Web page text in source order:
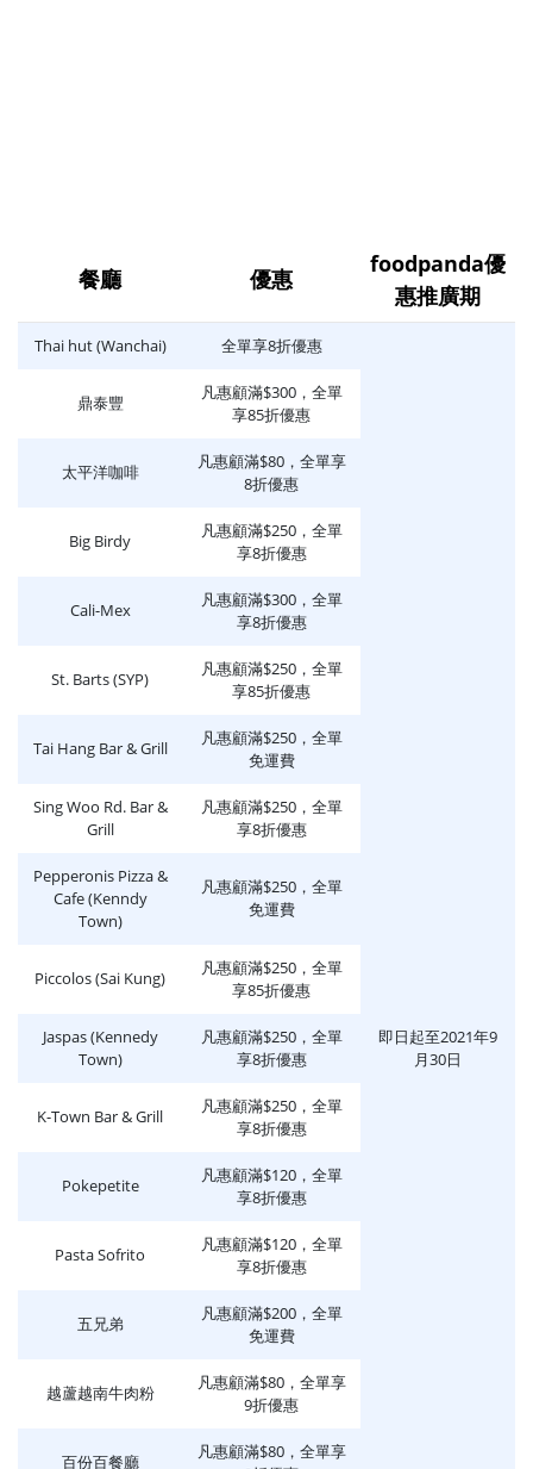
餐廳 優惠
foodpanda優
惠推廣期
Thai hut (Wanchai) 全單享8折優惠
即日起至2021年9
月30日
鼎泰豐
凡惠顧滿$300，全單
享85折優惠
太平洋咖啡
凡惠顧滿$80，全單享
8折優惠
Big Birdy
凡惠顧滿$250，全單
享8折優惠
Cali-Mex
凡惠顧滿$300，全單
享8折優惠
St. Barts (SYP)
凡惠顧滿$250，全單
享85折優惠
Tai Hang Bar & Grill
凡惠顧滿$250，全單
免運費
Sing Woo Rd. Bar &
Grill
凡惠顧滿$250，全單
享8折優惠
Pepperonis Pizza &
Cafe (Kenndy
Town)
凡惠顧滿$250，全單
免運費
Piccolos (Sai Kung)
凡惠顧滿$250，全單
享85折優惠
Jaspas (Kennedy
Town)
凡惠顧滿$250，全單
享8折優惠
K-Town Bar & Grill
凡惠顧滿$250，全單
享8折優惠
Pokepetite
凡惠顧滿$120，全單
享8折優惠
Pasta Sofrito
凡惠顧滿$120，全單
享8折優惠
五兄弟
凡惠顧滿$200，全單
免運費
越蘆越南牛肉粉
凡惠顧滿$80，全單享
9折優惠
百份百餐廳
凡惠顧滿$80，全單享